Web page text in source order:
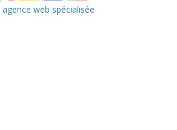
agence web spécialisée